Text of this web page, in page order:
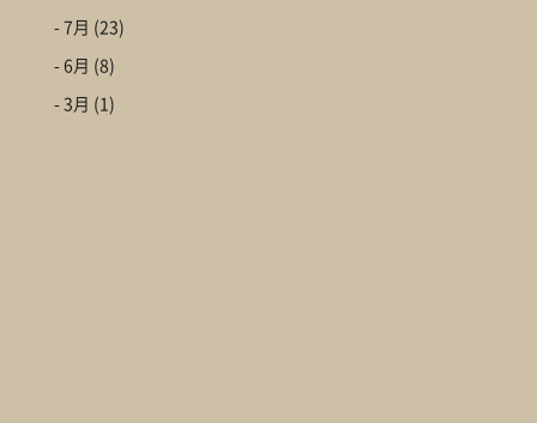
- 7月 (23)
- 6月 (8)
- 3月 (1)